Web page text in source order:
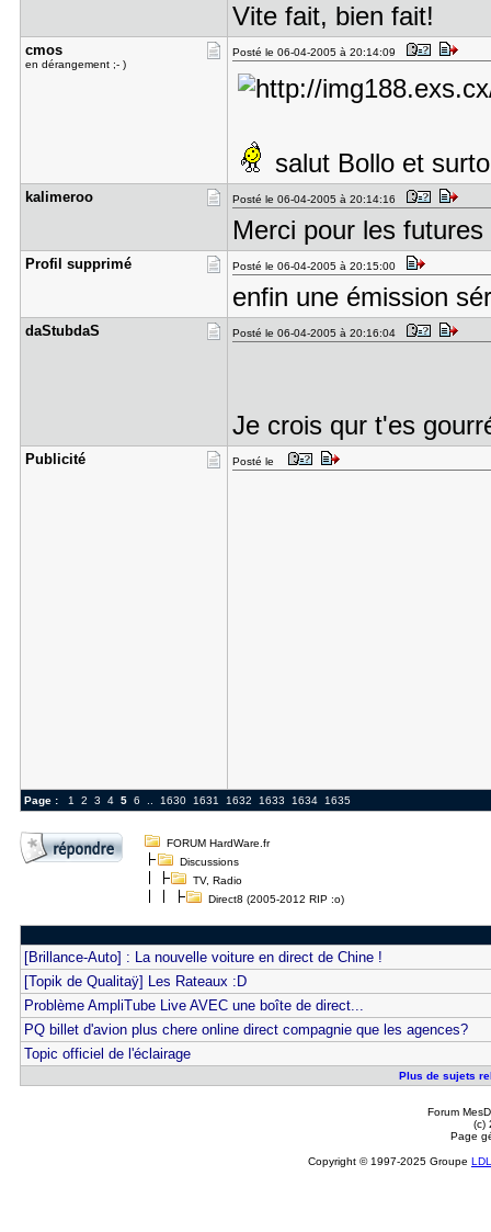
Vite fait, bien fait!
cmos
en dérangement ;- )
Posté le 06-04-2005 à 20:14:09
salut Bollo et
kalimeroo Posté le 06-04-2005 à 20:14:16
Merci pour les
Profil sup​primé Posté le 06-04-2005 à 20:15:00
enfin une émission
daStubdaS Posté le 06-04-2005 à 20:16:04
Je crois qur t'es
Publicité Posté le
Page : 1 2 3 4 5 6 1630 1631 1632 1633 1634 1635
FORUM HardWare.fr
Discussions
TV, Radio
Direct8 (2005-2012 RIP :o)
[Brillance-Auto] : La nouvelle voiture en direct de Chine !
[Topik de Qualitaÿ] Les Rateaux :D
Problème AmpliTube Live AVEC une boîte de direct...
PQ billet d'avion plus chere online direct compagnie que les agences?
Topic officiel de l'éclairage
Plus de sujets
Forum
(c)
Page
Copyright © 1997-2025 Groupe